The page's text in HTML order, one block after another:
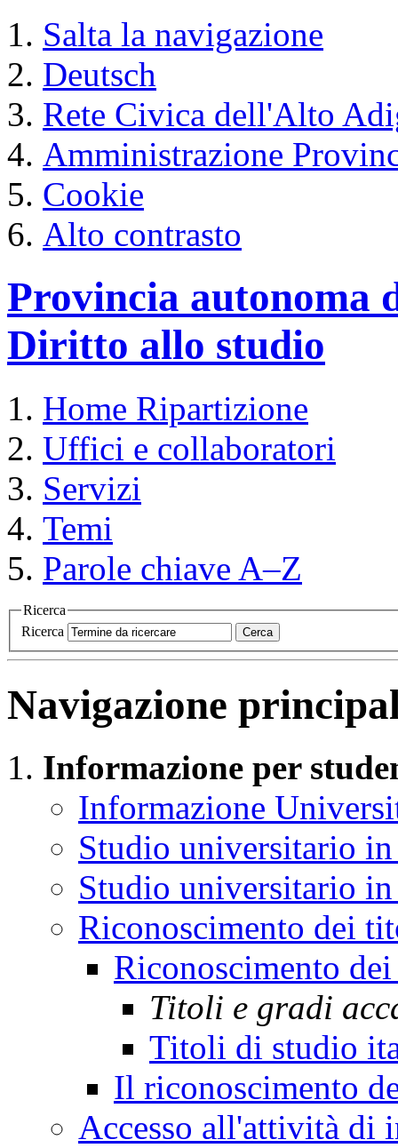
Salta la navigazione
Deutsch
Rete Civica dell'Alto
Amministrazione
Cookie
Alto contrasto
Provincia autonoma
Diritto allo studio
Home Ripartizione
Uffici e collaboratori
Servizi
Temi
Parole chiave A–Z
Ricerca
Ricerca
Cerca
Navigazione
Informazione per
Informazione
Studio universitario
Studio universitario
Riconoscimento dei
Riconoscimento
Titoli e gradi
Titoli di studio
Il riconoscimento
Accesso all'attività di